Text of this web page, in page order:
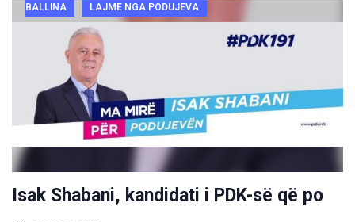
BALLINA LAJME NGA PODUJEVA
Isak Shabani, kandidati i PDK-së që po